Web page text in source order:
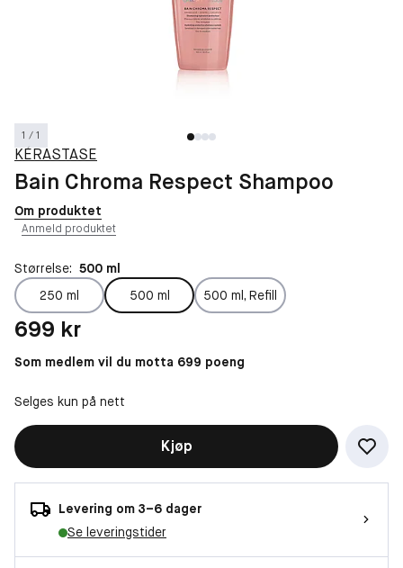
1 / 1
KÉRASTASE
Bain Chroma Respect Shampoo
Om produktet
Anmeld produktet
Størrelse: 500 ml
250 ml
500 ml
500 ml, Refill
Pris: 699 kr
699 kr
Som medlem vil du motta 699 poeng
Selges kun på nett
Kjøp
Levering om 3–6 dager
Se leveringstider